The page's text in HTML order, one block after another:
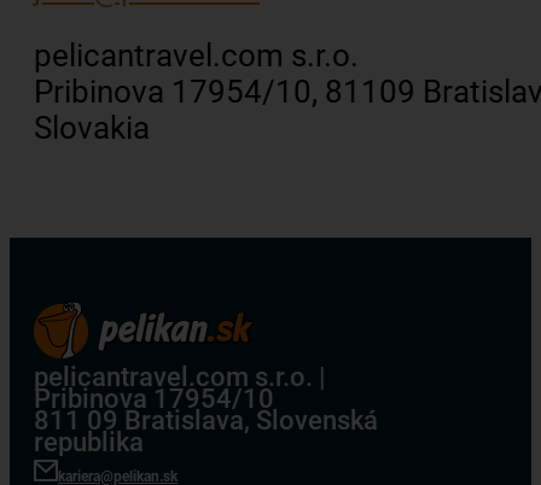
pelicantravel.com s.r.o.
Pribinova 17954/10, 81109
Slovakia
pelicantravel.com s.r.o. |
Pribinova 17954/10
811 09 Bratislava, Slovenská
republika
kariera@pelikan.sk